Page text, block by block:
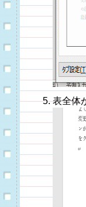
表全体